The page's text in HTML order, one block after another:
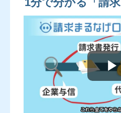
1分で分かる「請